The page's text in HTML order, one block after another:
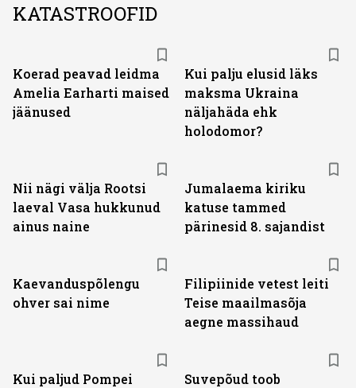
KATASTROOFID
Koerad peavad leidma
Amelia Earharti maised
jäänused
Kui palju elusid läks
maksma Ukraina
näljahäda ehk
holodomor?
Nii nägi välja Rootsi
laeval Vasa hukkunud
ainus naine
Jumalaema kiriku
katuse tammed
pärinesid 8. sajandist
Kaevanduspõlengu
ohver sai nime
Filipiinide vetest leiti
Teise maailmasõja
aegne massihaud
Kui paljud Pompei
Suvepõud toob